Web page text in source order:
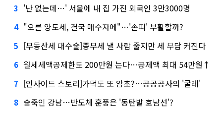
3 '난 없는데…' 서울에 내 집 가진 외국인 3만3000명
4 "오른 양도세, 결국 매수자에"…'손피' 부활할까?
5 [부동산세 대수술]종부세 낼 사람 줄지만 세 부담 커진다
6 월세세액공제한도 200만원 는다…공제액 최대 54만원↑
7 [인사이드 스토리]가덕도 또 암초?…공공공사의 '굴레'
8 숨죽인 강남…반도체 훈풍은 '동탄발 호남선'?